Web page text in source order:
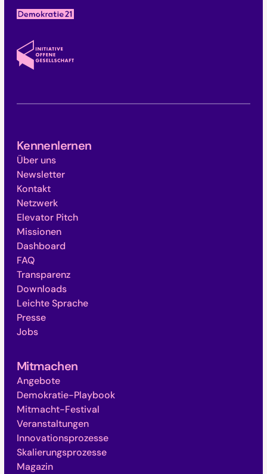
Kennenlernen
Über uns
Newsletter
Kontakt
Netzwerk
Elevator Pitch
Missionen
Dashboard
FAQ
Transparenz
Downloads
Leichte Sprache
Presse
Jobs
Mitmachen
Angebote
Demokratie-Playbook
Mitmacht-Festival
Veranstaltungen
Innovationsprozesse
Skalierungsprozesse
Magazin